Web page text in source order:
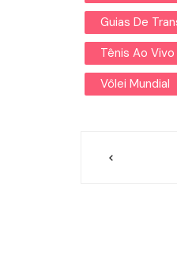
Guias De
Tênis Ao Vivo
Vôlei Mundial